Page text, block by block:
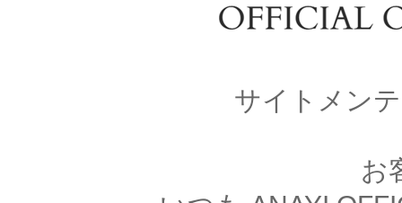
サイトメン
お